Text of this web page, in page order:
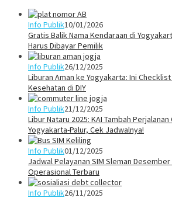
Info Publik10/01/2026
Gratis Balik Nama Kendaraan di
Harus Dibayar Pemilik
Info Publik26/12/2025
Liburan Aman ke Yogyakarta: Ini
Kesehatan di DIY
Info Publik21/12/2025
Libur Nataru 2025: KAI Tambah
Yogyakarta-Palur, Cek Jadwalnya!
Info Publik01/12/2025
Jadwal Pelayanan SIM Sleman
Operasional Terbaru
Info Publik26/11/2025